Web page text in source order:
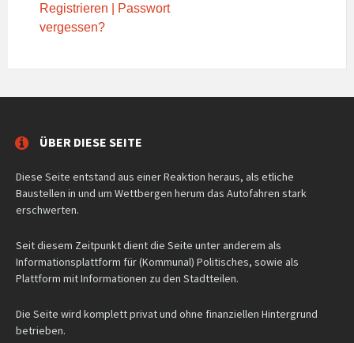
Registrieren
Passwort
vergessen?
ÜBER DIESE SEITE
Diese Seite entstand aus einer Reaktion heraus, als etliche
Baustellen in und um Wettbergen herum das Autofahren stark
erschwerten.
Seit diesem Zeitpunkt dient die Seite unter anderem als
Informationsplattform für (Kommunal) Politisches, sowie als
Plattform mit Informationen zu den Stadtteilen.
Die Seite wird komplett privat und ohne finanziellen Hintergrund
betrieben.